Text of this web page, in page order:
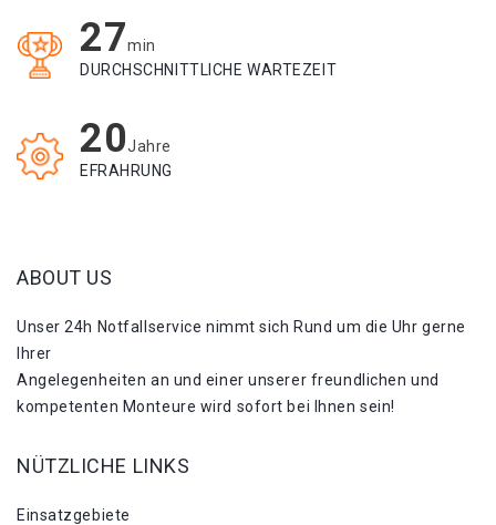
27min
DURCHSCHNITTLICHE WARTEZEIT
20Jahre
EFRAHRUNG
ABOUT US
Unser 24h Notfallservice nimmt sich Rund um die Uhr gerne
Ihrer
Angelegenheiten an und einer unserer freundlichen und
kompetenten Monteure wird sofort bei Ihnen sein!
NÜTZLICHE LINKS
Einsatzgebiete